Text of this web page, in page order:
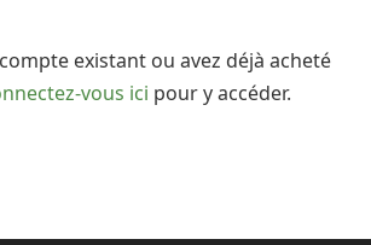
existant ou avez déjà acheté
vous ici pour y accéder.